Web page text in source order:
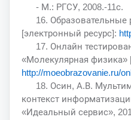
- М.: РГСУ, 2008.-11с.
16.
[электронный ресурс]:
17. Онлайн
«Молекулярная физика»
http://moeobrazovanie.ru/
18. Осин, А.В.
контекст
«Идеальный сервис»,